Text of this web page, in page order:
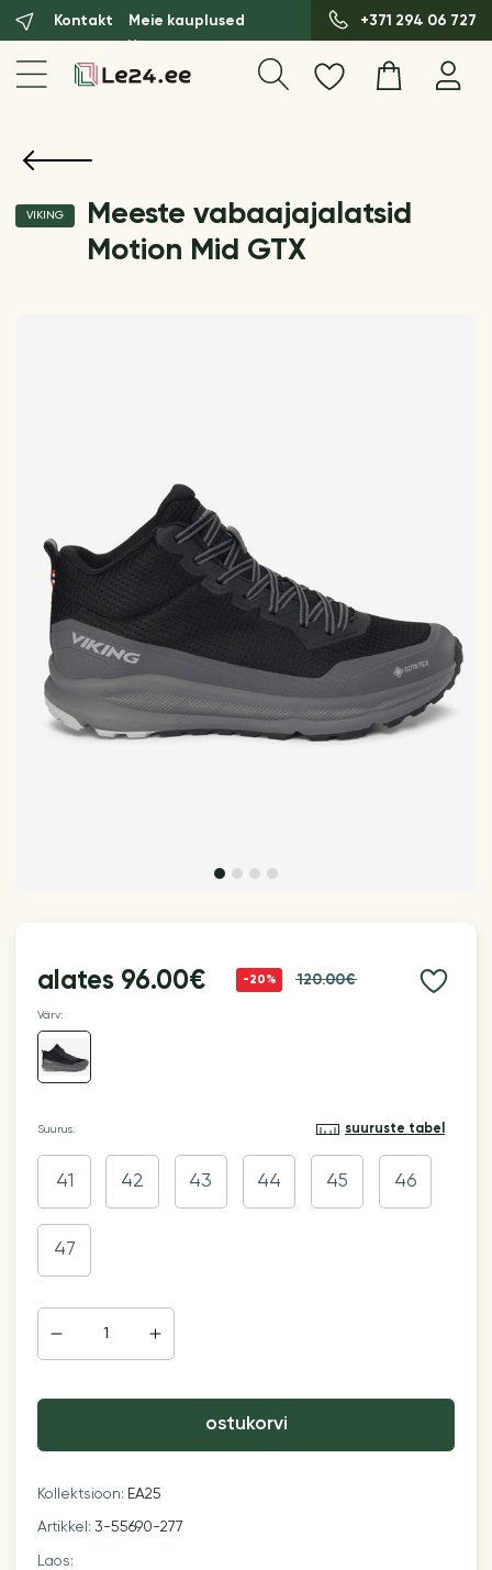
Kontakt Meie kauplused +371 294 06 727
VIKING
Meeste vabaajajalatsid
Motion Mid GTX
alates 96.00€ -20% 120.00€
Värv:
Suurus: suuruste tabel
41 42 43 44 45 46
47
ostukorvi
Kollektsioon: EA25
Artikkel:3-55690-277
Laos: